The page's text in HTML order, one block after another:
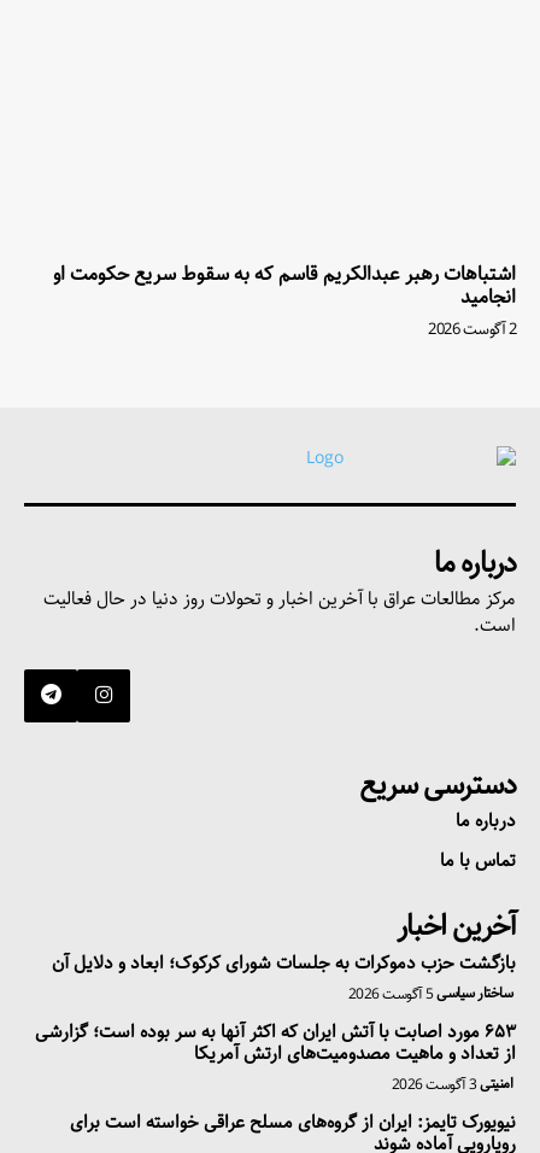
اشتباهات رهبر عبدالکریم قاسم که به سقوط سریع حکومت او
انجامید
2 آگوست 2026
درباره ما
مرکز مطالعات عراق با آخرین اخبار و تحولات روز دنیا در حال فعالیت
است.
دسترسی سریع
درباره ما
تماس با ما
آخرین اخبار
بازگشت حزب دموکرات به جلسات شورای کرکوک؛ ابعاد و دلایل آن
ساختار سیاسی5 آگوست 2026
۶۵۳ مورد اصابت با آتش ایران که اکثر آنها به سر بوده است؛ گزارشی
از تعداد و ماهیت مصدومیت‌های ارتش آمریکا
امنیتی3 آگوست 2026
نیویورک تایمز: ایران از گروه‌های مسلح عراقی خواسته است برای
رویارویی آماده شوند